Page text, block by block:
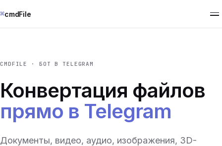
⌘cmdFile
CMDFILE · БОТ В TELEGRAM
Конвертация файлов
прямо в Telegram
Документы, видео, аудио, изображения, 3D-